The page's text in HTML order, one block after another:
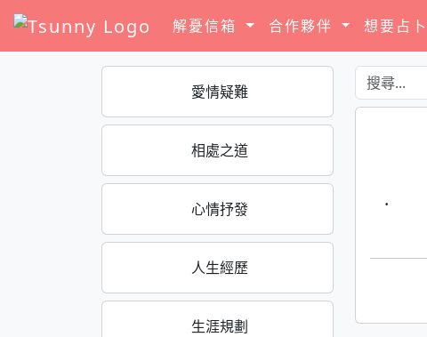
解憂信箱 合作夥伴 想要占卜
愛情疑難
相處之道
心情抒發
人生經歷
生涯規劃
·